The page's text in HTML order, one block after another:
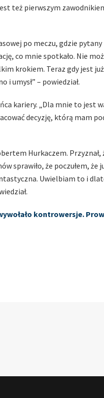
też pierwszym
po meczu, gdzie pytany
co mnie spotkało. Nie
krokiem. Teraz gdy jest
i umysł” – powiedział.
kariery. „Dla mnie to jest
decyzję, którą mam
Hurkaczem.
sprawiło, że poczułem, że
Uwielbiam to i
kontrowersje.